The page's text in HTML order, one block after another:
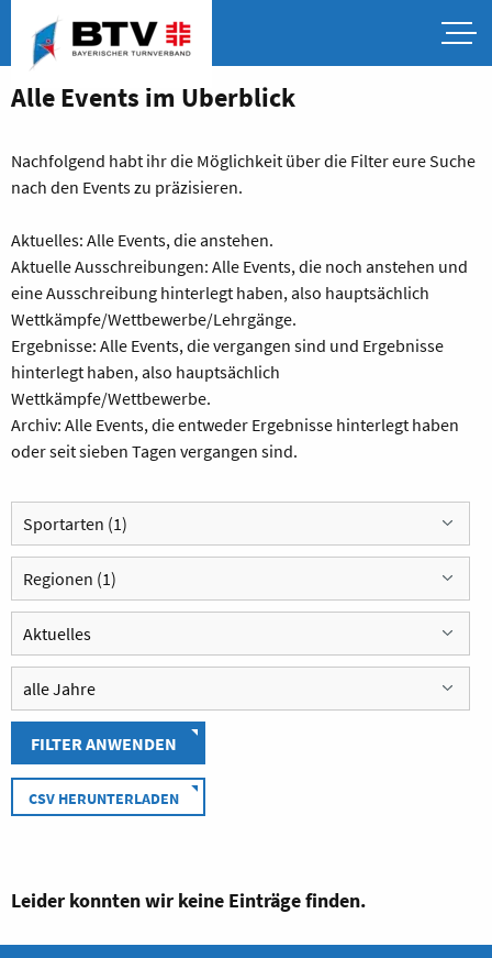
Alle Events im Überblick
Nachfolgend habt ihr die Möglichkeit über die Filter eure Suche
nach den Events zu präzisieren.
Aktuelles: Alle Events, die anstehen.
Aktuelle Ausschreibungen: Alle Events, die noch anstehen und
eine Ausschreibung hinterlegt haben, also hauptsächlich
Wettkämpfe/Wettbewerbe/Lehrgänge.
Ergebnisse: Alle Events, die vergangen sind und Ergebnisse
hinterlegt haben, also hauptsächlich
Wettkämpfe/Wettbewerbe.
Archiv: Alle Events, die entweder Ergebnisse hinterlegt haben
oder seit sieben Tagen vergangen sind.
Sportarten (1)
Regionen (1)
FILTER ANWENDEN
CSV HERUNTERLADEN
Leider konnten wir keine Einträge finden.